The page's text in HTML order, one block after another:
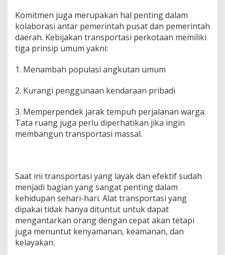
Komitmen juga merupakan hal penting dalam
kolaborasi antar pemerintah pusat dan pemerintah
daerah. Kebijakan transportasi perkotaan memiliki
tiga prinsip umum yakni:
1. Menambah populasi angkutan umum
2. Kurangi penggunaan kendaraan pribadi
3. Memperpendek jarak tempuh perjalanan warga.
Tata ruang juga perlu diperhatikan jika ingin
membangun transportasi massal.
Saat ini transportasi yang layak dan efektif sudah
menjadi bagian yang sangat penting dalam
kehidupan sehari-hari. Alat transportasi yang
dipakai tidak hanya dituntut untuk dapat
mengantarkan orang dengan cepat akan tetapi
juga menuntut kenyamanan, keamanan, dan
kelayakan.